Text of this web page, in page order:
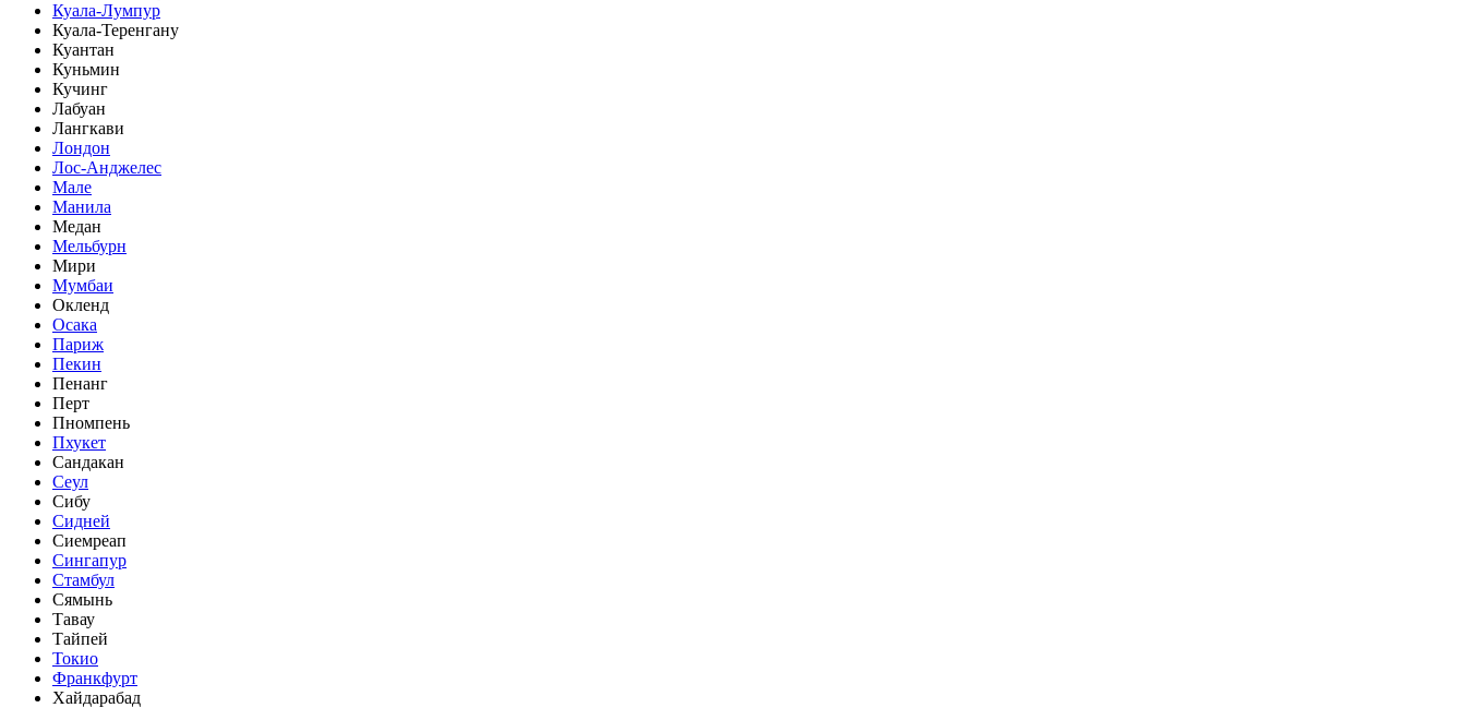
Куала-Лумпур
Куала-Теренгану
Куантан
Куньмин
Кучинг
Лабуан
Лангкави
Лондон
Лос-Анджелес
Мале
Манила
Медан
Мельбурн
Мири
Мумбаи
Окленд
Осака
Париж
Пекин
Пенанг
Перт
Пномпень
Пхукет
Сандакан
Сеул
Сибу
Сидней
Сиемреап
Сингапур
Стамбул
Сямынь
Тавау
Тайпей
Токио
Франкфурт
Хайдарабад